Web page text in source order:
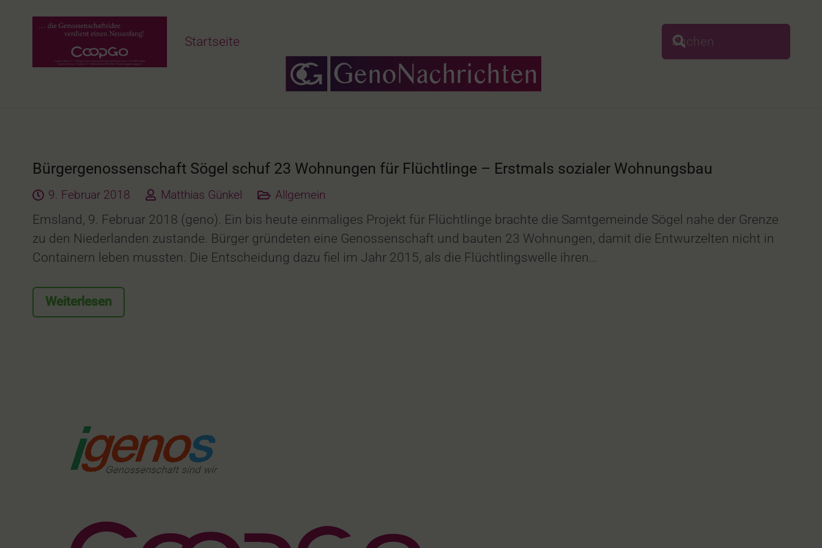
Startseite
Bürgergenossenschaft Sögel schuf 23 Wohnungen für Flüchtlinge – Erstmals sozialer Wohnungsbau
9. Februar 2018 Matthias Günkel Allgemein
Emsland, 9. Februar 2018 (geno). Ein bis heute einmaliges Projekt für Flüchtlinge brachte die Samtgemeinde Sögel nahe der Grenze
zu den Niederlanden zustande. Bürger gründeten eine Genossenschaft und bauten 23 Wohnungen, damit die Entwurzelten nicht in
Containern leben mussten. Die Entscheidung dazu fiel im Jahr 2015, als die Flüchtlingswelle ihren…
Weiterlesen